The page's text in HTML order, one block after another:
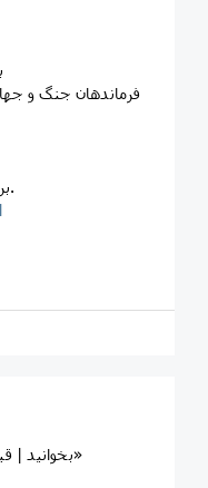
فرماندهان جنگ و
برای دریافت به لینک زیر مراجعه نمایید.
📖 #بخوانید | قیام لله، مَثْنَى وَ فُرَادَى «جلد دوم»